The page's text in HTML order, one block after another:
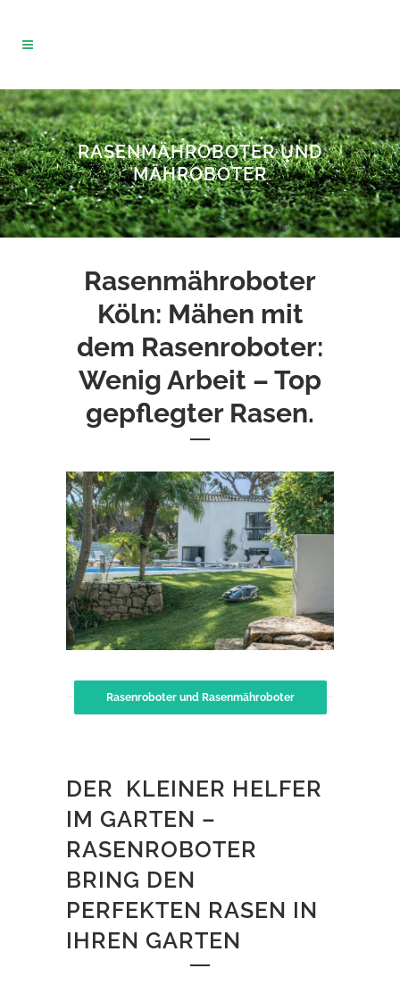
RASENMÄHROBOTER UND
MÄHROBOTER
Rasenmähroboter
Köln: Mähen mit
dem Rasenroboter:
Wenig Arbeit – Top
gepflegter Rasen.
Rasenroboter und Rasenmähroboter
DER KLEINER HELFER
IM GARTEN –
RASENROBOTER
BRING DEN
PERFEKTEN RASEN IN
IHREN GARTEN